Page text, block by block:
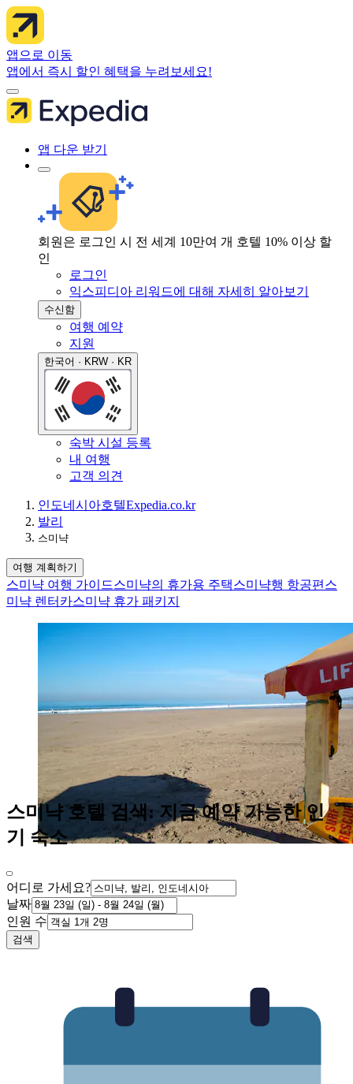
앱으로 이동
앱에서 즉시 할인 혜택을 누려보세요!
앱 다운 받기
회원은 로그인 시 전 세계 10만여 개 호텔 10% 이상 할
인
로그인
익스피디아 리워드에 대해 자세히 알아보기
수신함
여행 예약
지원
한국어 · KRW · KR
숙박 시설 등록
내 여행
고객 의견
인도네시아호텔Expedia.co.kr
발리
스미냑
여행 계획하기
스미냑 여행 가이드스미냑의 휴가용 주택스미냑행 항공편 스
미냑 렌터카스미냑 휴가 패키지
스미냑 호텔 검색: 지금 예약 가능한 인
기 숙소
어디로 가세요?
날짜
인원 수
검색